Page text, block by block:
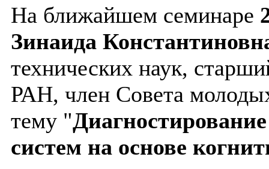
На ближайшем семинаре
Зинаида
технических наук,
РАН, член Совета
тему "
систем на основе